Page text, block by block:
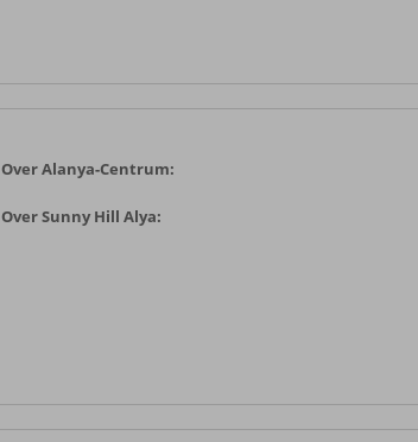
Over Alanya-Centrum:
Over Sunny Hill Alya: